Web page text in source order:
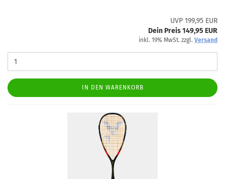
UVP 199,95 EUR
Dein Preis 149,95 EUR
inkl. 19% MwSt. zzgl. Versand
IN DEN WARENKORB